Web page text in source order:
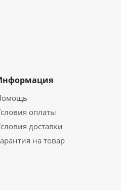
оплаты
доставки
на товар